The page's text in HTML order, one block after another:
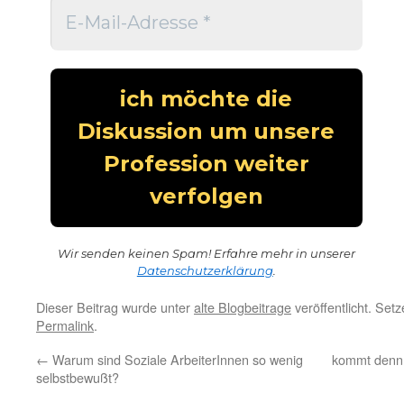
Wir senden keinen Spam! Erfahre mehr in unserer
Datenschutzerklärung.
Dieser Beitrag wurde unteralte Blogbeitrageveröffentlicht.
Permalink.
← Warum sind Soziale ArbeiterInnen so wenig
selbstbewußt?
kommt